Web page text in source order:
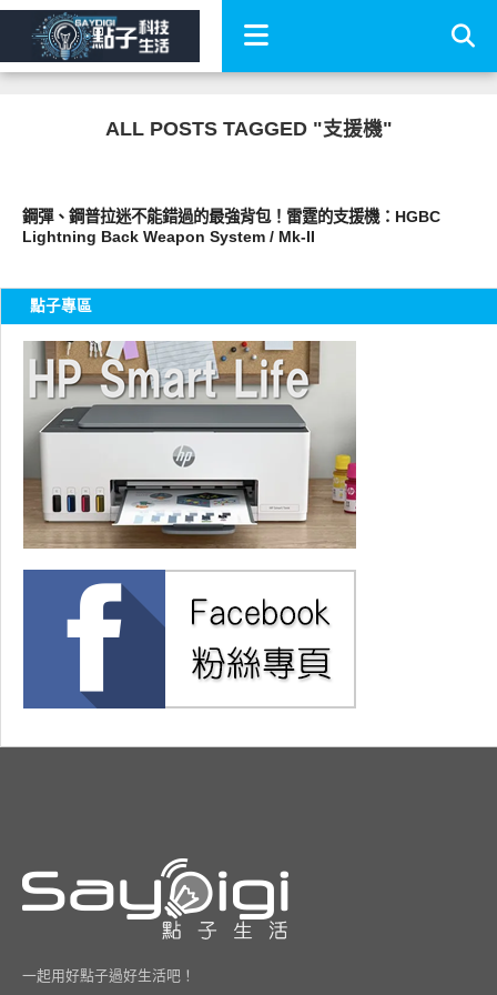
ALL POSTS TAGGED "支援機"
鋼彈、鋼普拉迷不能錯過的最強背包！雷霆的支援機：HGBC
Lightning Back Weapon System / Mk-II
點子專區
一起用好點子過好生活吧！